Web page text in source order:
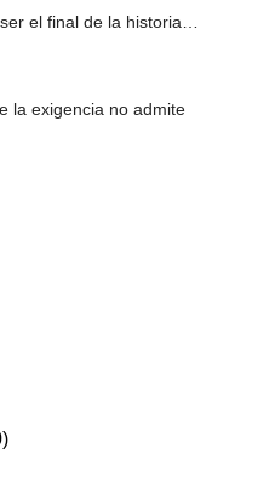
el final de la historia…
la exigencia no admite